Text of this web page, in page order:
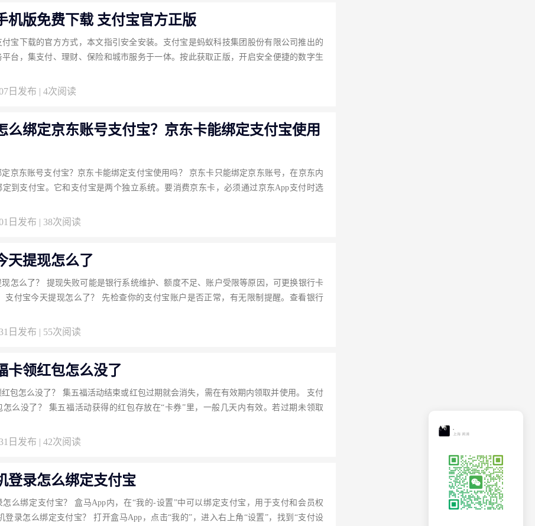
机版免费下载 支付宝官方正版
宝下载的官方方式，本文指引安全安装。支付宝是蚂蚁科技集团股份有限公司推出的
台，集支付、理财、保险和城市服务于一体。按此获取正版，开启安全便捷的数字生
日发布 | 4次阅读
么绑定京东账号支付宝？京东卡能绑定支付宝使用
京东账号支付宝？京东卡能绑定支付宝使用吗？ 京东卡只能绑定京东账号，在京东内
定到支付宝。它和支付宝是两个独立系统。要消费京东卡，必须通过京东App支付时选
日发布 | 38次阅读
天提现怎么了
怎么了？ 提现失败可能是银行系统维护、额度不足、账户受限等原因，可更换银行卡
支付宝今天提现怎么了？ 先检查你的支付宝账户是否正常，有无限制提醒。查看银行
日发布 | 55次阅读
卡领红包怎么没了
包怎么没了？ 集五福活动结束或红包过期就会消失，需在有效期内领取并使用。 支付
怎么没了？ 集五福活动获得的红包存放在“卡券”里，一般几天内有效。若过期未领取
日发布 | 42次阅读
登录怎么绑定支付宝
怎么绑定支付宝？ 盒马App内，在“我的-设置”中可以绑定支付宝，用于支付和会员权
登录怎么绑定支付宝？ 打开盒马App，点击“我的”，进入右上角“设置”，找到“支付设